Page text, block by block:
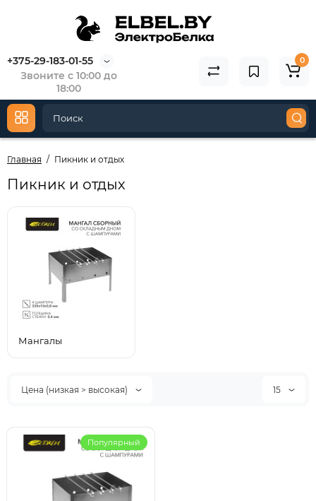
+375-29-183-01-55
Звоните с 10:00 до
18:00
0
Главная Пикник и отдых
Пикник и отдых
Мангалы
Цена (низкая > высокая) 15
Популярный